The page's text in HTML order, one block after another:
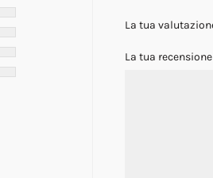
La tua
La tua recensione